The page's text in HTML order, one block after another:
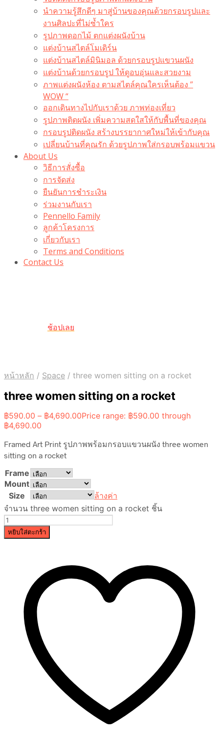
นำความรู้สึกดีๆ มาสู่บ้านของคุณด้วยกรอบรูปและ
งานศิลปะที่ไม่ซ้ำใคร
รูปภาพดอกไม้ ตกแต่งผนังบ้าน
แต่งบ้านสไตล์โมเดิร์น
แต่งบ้านสไตล์มินิมอล ด้วยกรอบรูปแขวนผนัง
แต่งบ้านด้วยกรอบรูป ให้ดูอบอุ่นและสวยงาม
ภาพแต่งผนังห้อง ตามสไตล์คุณใครเห็นต้อง ”
WOW “
ออกเดินทางไปกับเราด้วย ภาพท่องเที่ยว
รูปภาพติดผนัง เพิ่มความสดใสให้กับพื้นที่ของคุณ
กรอบรูปติดผนัง สร้างบรรยากาศใหม่ให้เข้ากับคุณ
เปลี่ยนบ้านที่คุณรัก ด้วยรูปภาพใส่กรอบพร้อมแขวน​
About Us
วิธีการสั่งซื้อ
การจัดส่ง
ยืนยันการชำระเงิน
ร่วมงานกับเรา
Pennello Family
ลูกค้าโครงการ
เกี่ยวกับเรา
Terms and Conditions
Contact Us
ช้อปเลย
หน้าหลัก / Space / three women sitting on a rocket
three women sitting on a rocket
฿590.00 – ฿4,690.00Price range: ฿590.00 through
฿4,690.00
Framed Art Print รูปภาพพร้อมกรอบแขวนผนัง three women
sitting on a rocket
Frame
Mount
Size
ล้างค่า
จำนวน three women sitting on a rocket ชิ้น
หยิบใส่ตะกร้า